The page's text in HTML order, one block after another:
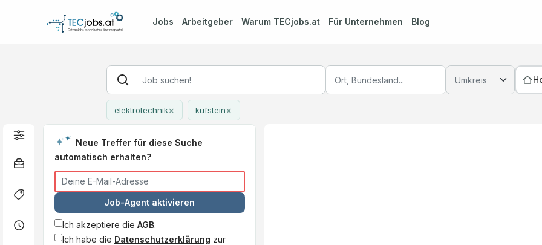
Jobs Arbeitgeber Warum TECjobs.at Für Unternehmen Blog
elektrotechnik× kufstein×
Neue Treffer für diese Suche
automatisch erhalten?
Job-Agent aktivieren
Ich akzeptiere die AGB.
Ich habe die Datenschutzerklärung zur